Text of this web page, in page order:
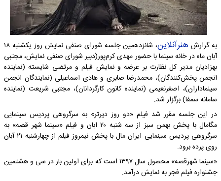
به گزارش هنرآنلاین
، شانزدهمین جلسه شورای صنفی نمایش روز یکشنبه ۱۸
آبان ماه در خانه سینما با حضور مهدی کرم‌پور(دبیر شورای صنفی نمایش، مجتبی
بهزادیان مدیر کل نظارت بر عرضه و نمایش فیلم و مرتضی شایسته (نماینده
انجمن پخش‌کنندگان)، محمدرضا صابری و هادی اسماعیلی (نمایندگان انجمن
سینماداران)، اصغرنعیمی (نماینده کانون کارگردانان)، مجتبی شریعت (نماینده
سامانه سمفا) برگزار شد.
در این جلسه مقرر شد فیلم «دو روز دیرتر» به سرگروهی پردیس سینمایی
مگامال با پخش بهمن سبز از سه شنبه ۲۰ ابان و فیلم «سینما شهر قصه» به
سرگروهی پردیس سینمایی ایران مال با پخش نیمروز فیلم از چهارشنبه ۲۱ آبان
روی پرده برود.
«سینما شهرقصه» محصول سال ۱۳۹۷ است که برای اولین بار در سی و هشتمین
جشنواره فیلم فجر به نمایش درآمد.